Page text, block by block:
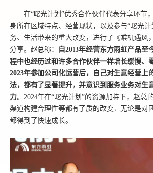
在“曙光计划”优秀合作伙伴代表分享环节
身所在区域特点、经营现状，以及参与“曙光计
务、生活带来的重大改变，进行了《乘机遇风
分享。赵总称：
自 2013年经营东方雨虹产品至
程中也经历过和许多合作伙伴一样增长缓慢、
2023年参加公司化运营后，自己对生意经营上
法，都有了显著提升，并意识到服务业务对生
力。 2024年在“曙光计划”的资源加持下，赵总
渠道构建合理性等都有了质的改变，无论是对
都得到了快速成长。